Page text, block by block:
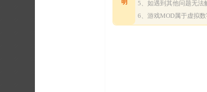
明
5、如遇到其他问题无法
6、游戏MOD属于虚拟